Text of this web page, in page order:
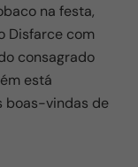
na festa,
Disfarce com
consagrado
está
boas-vindas de